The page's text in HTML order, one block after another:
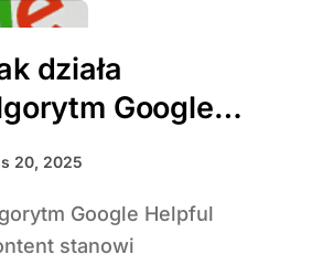
działa
Google
Content
20, 2025
stanowi